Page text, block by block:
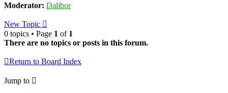
Moderator: Dalibor
New Topic
0 topics • Page 1 of 1
There are no topics or posts in this forum.
Return to Board Index
Jump to